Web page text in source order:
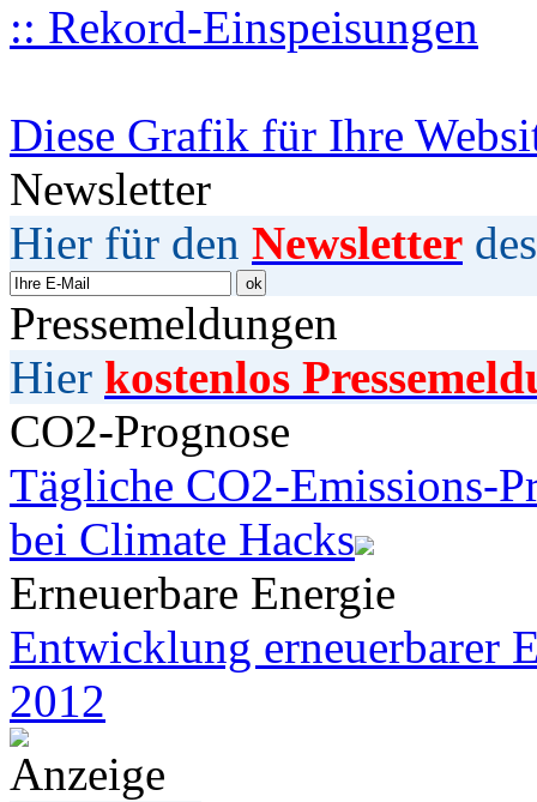
:: Rekord-Einspeisungen
Diese Grafik für Ihre
Newsletter
Hier für den Newsletter
Pressemeldungen
Hier kostenlos
CO2-Prognose
Tägliche CO2-Emissions-
bei Climate Hacks
Erneuerbare Energie
Entwicklung erneuerbarer
2012
Anzeige